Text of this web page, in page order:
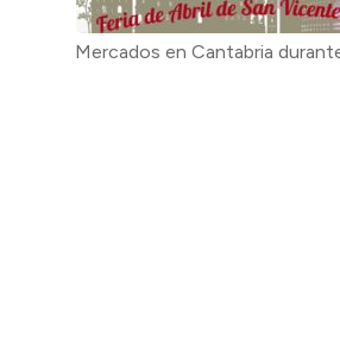
Mercados en Cantabria